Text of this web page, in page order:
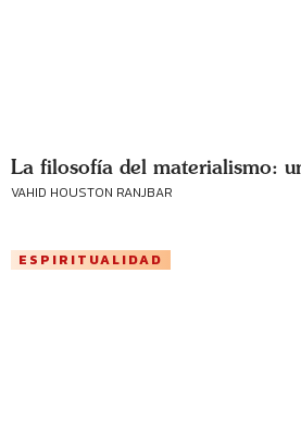
La filosofía del materialismo:
VAHID HOUSTON RANJBAR
ESPIRITUALIDAD